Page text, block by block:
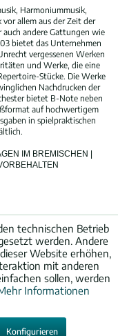
Harmoniummusik,
allem aus der Zeit der
andere Gattungen wie
bietet das Unternehmen
vergessenen Werken
und Werke, die eine
Stücke. Die Werke
Nachdrucken der
bietet B-Note neben
auf hochwertigem
in spielpraktischen
IM BREMISCHEN |
technischen Betrieb
werden. Andere
Website erhöhen,
mit anderen
sollen, werden
Informationen
Konfigurieren